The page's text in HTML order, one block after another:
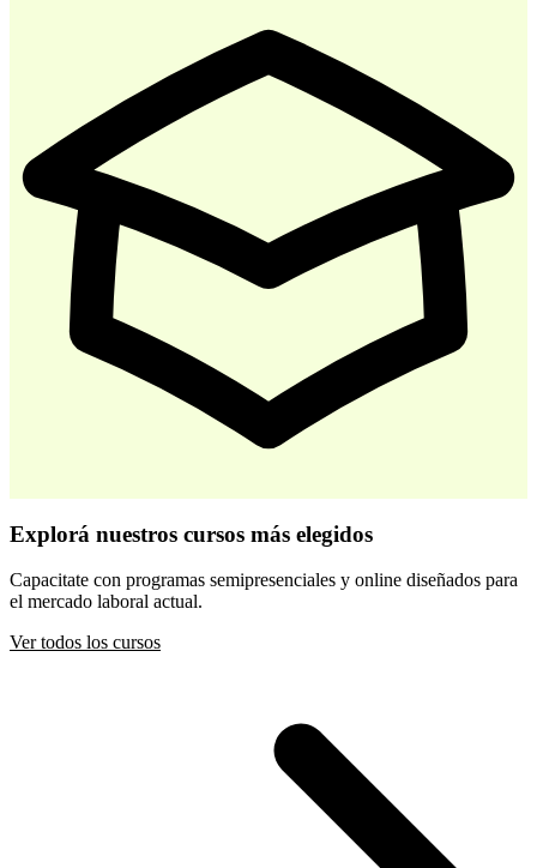
Desarrollo Infantil Temprano
$ 44.800$ 64.000
Comprar
Explorá nuestros cursos más elegidos
Capacitate con programas semipresenciales y online diseñados para
el mercado laboral actual.
Ver todos los cursos